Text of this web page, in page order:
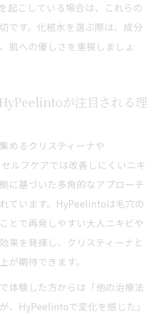
起こしている場合は、これらの
です。化粧水を選ぶ際は、成分
肌への優しさを重視しましょ
が注目される理
めるクリスティーナや
ルフケアでは改善しにくいニキ
に基づいた多角的なアプローチ
ています。HyPeelintoは毛穴の
とで再発しやすい大人ニキビや
果を発揮し、クリスティーナと
が期待できます。
体験した方からは「他の治療法
、HyPeelintoで変化を感じた」